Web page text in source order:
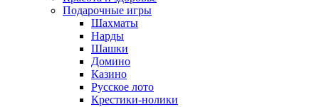
Подарочные игры
Шахматы
Нарды
Шашки
Домино
Казино
Русское лото
Крестики-нолики